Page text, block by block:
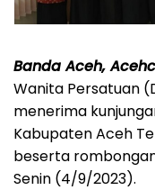
Banda Aceh,
Wanita Persatuan
menerima
Kabupaten Aceh
beserta
Senin (4/9/2023).